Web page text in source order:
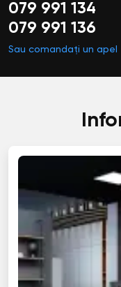
079 991 134
079 991 136
Sau comandați un apel